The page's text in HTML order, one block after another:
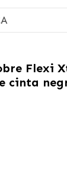
Flexi
cinta